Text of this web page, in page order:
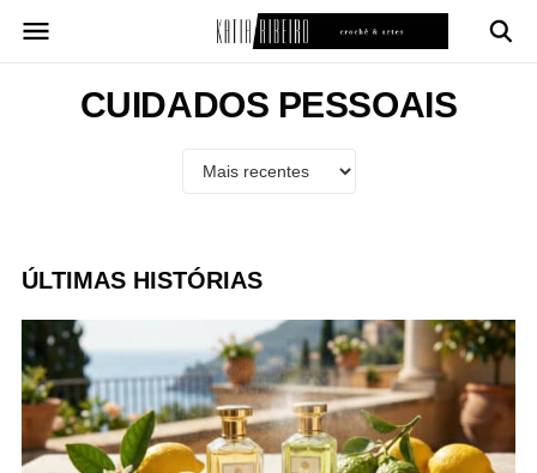
para
CUIDADOS PESSOAIS
ÚLTIMAS HISTÓRIAS